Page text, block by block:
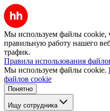
Мы используем файлы cookie,
правильную работу нашего
трафик.
Правила использования
Мы используем файлы cookie.
файлов cookie
Понятно
Ищу сотрудника